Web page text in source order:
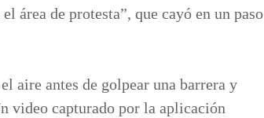
área de protesta”, que cayó en un paso
aire antes de golpear una barrera y
video capturado por la aplicación